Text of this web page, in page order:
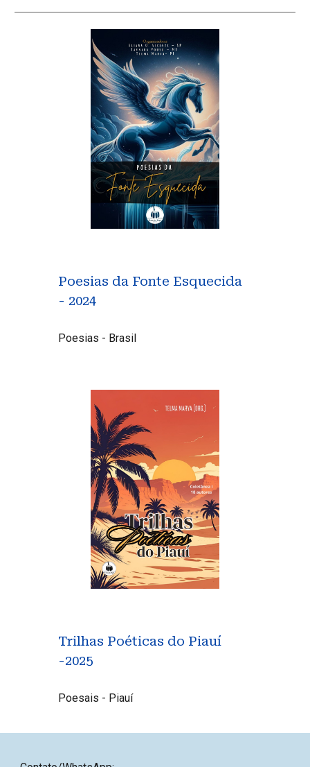
Poesias da Fonte Esquecida
- 2024
Poesias - Brasil
Trilhas Poéticas do Piauí
-2025
Poesais - Piauí